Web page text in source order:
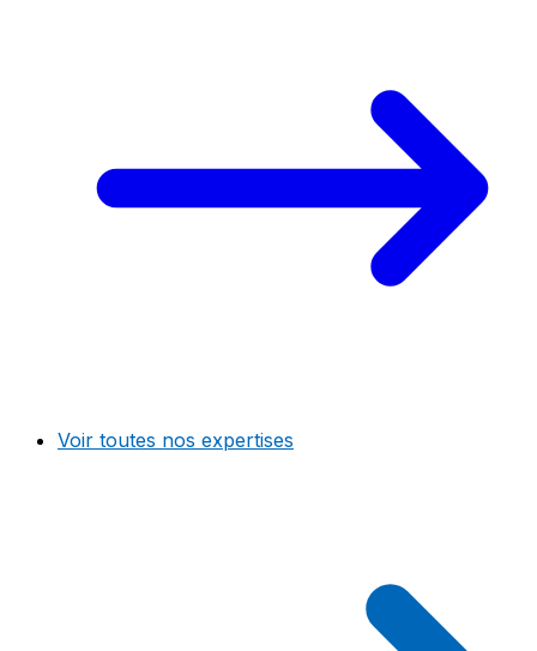
Voir toutes nos expertises